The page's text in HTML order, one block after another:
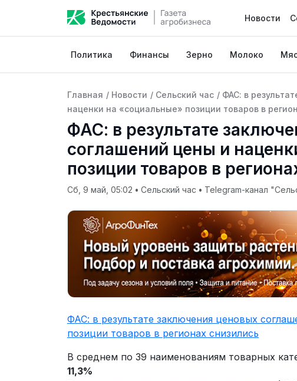
Новости
Политика Финансы Зерно Молоко
Главная / Новости / Сельский час / ФАС: в
наценки на «социальные» позиции товаров в
ФАС: в результате
соглашений цены и
позиции товаров в
Сб, 9 май, 05:02 • Сельский час • Telegram-канал
ФАС: в результате заключения ценовых
позиции товаров в регионах снизились
В среднем по 39 наименованиям товарных
11,3%